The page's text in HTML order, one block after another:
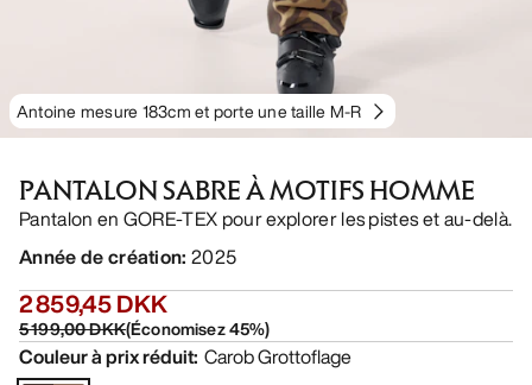
Antoine mesure 183cm et porte une taille M-R
PANTALON SABRE À MOTIFS HOMME
Pantalon en GORE-TEX pour explorer les pistes et au-delà.
Année de création: 2025
2 859,45 DKK
5 199,00 DKK(Économisez45%)
Couleur à prix réduit: Carob Grottoflage